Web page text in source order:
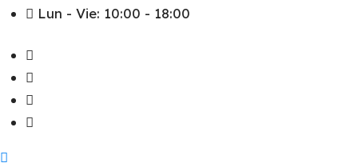
Lun - Vie: 10:00 - 18:00